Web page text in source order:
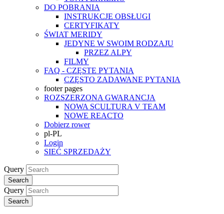
DO POBRANIA
INSTRUKCJE OBSŁUGI
CERTYFIKATY
ŚWIAT MERIDY
JEDYNE W SWOIM RODZAJU
PRZEZ ALPY
FILMY
FAQ - CZĘSTE PYTANIA
CZĘSTO ZADAWANE PYTANIA
footer pages
ROZSZERZONA GWARANCJA
NOWA SCULTURA V TEAM
NOWE REACTO
Dobierz rower
pl-PL
Login
SIEĆ SPRZEDAŻY
Query
Search
Query
Search